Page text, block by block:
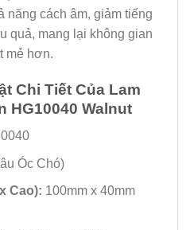
năng cách âm, giảm tiếng
quả, mang lại không gian
mẻ hơn.
Chi Tiết Của Lam
HG10040 Walnut
Óc Chó)
Cao): 100mm x 40mm